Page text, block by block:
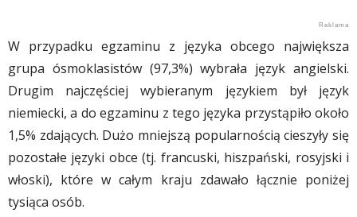
W przypadku egzaminu z języka obcego największa
grupa ósmoklasistów (97,3%) wybrała język angielski.
Drugim najczęściej wybieranym językiem był język
niemiecki, a do egzaminu z tego języka przystąpiło około
1,5% zdających. Dużo mniejszą popularnością cieszyły się
pozostałe języki obce (tj. francuski, hiszpański, rosyjski i
włoski), które w całym kraju zdawało łącznie poniżej
tysiąca osób.